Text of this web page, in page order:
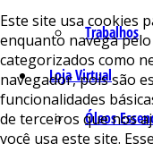
Trabalhos
Loja Virtual
Óleos
Este site usa cookies
enquanto navega
categorizados como
navegador, pois são
funcionalidades
de terceiros que nos
você usa este site.